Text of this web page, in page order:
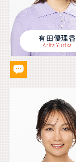
有田優理香
Arita Yurika